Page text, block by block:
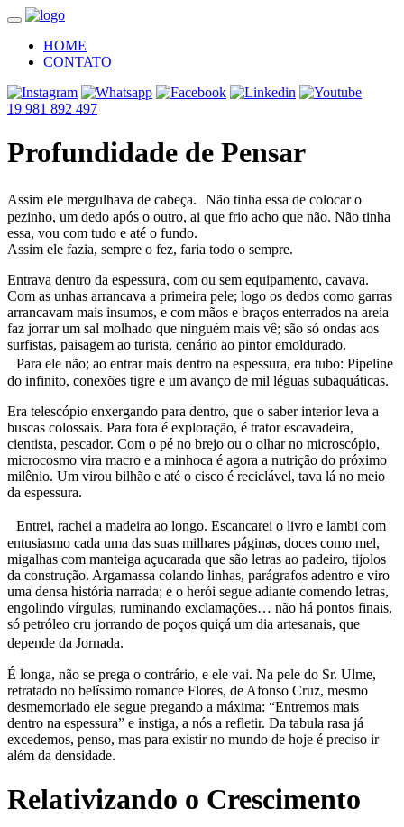
HOME
CONTATO
19 981 892 497
Profundidade de Pensar
Assim ele mergulhava de cabeça. Não tinha essa de colocar o
pezinho, um dedo após o outro, ai que frio acho que não. Não tinha
essa, vou com tudo e até o fundo.
Assim ele fazia, sempre o fez, faria todo o sempre.
Entrava dentro da espessura, com ou sem equipamento, cavava.
Com as unhas arrancava a primeira pele; logo os dedos como garras
arrancavam mais insumos, e com mãos e braços enterrados na areia
faz jorrar um sal molhado que ninguém mais vê; são só ondas aos
surfistas, paisagem ao turista, cenário ao pintor emoldurado.
Para ele não; ao entrar mais dentro na espessura, era tubo: Pipeline
do infinito, conexões tigre e um avanço de mil léguas subaquáticas.
Era telescópio enxergando para dentro, que o saber interior leva a
buscas colossais. Para fora é exploração, é trator escavadeira,
cientista, pescador. Com o pé no brejo ou o olhar no microscópio,
microcosmo vira macro e a minhoca é agora a nutrição do próximo
milênio. Um virou bilhão e até o cisco é reciclável, tava lá no meio
da espessura.
Entrei, rachei a madeira ao longo. Escancarei o livro e lambi com
entusiasmo cada uma das suas milhares páginas, doces como mel,
migalhas com manteiga açucarada que são letras ao padeiro, tijolos
da construção. Argamassa colando linhas, parágrafos adentro e viro
uma densa história narrada; e o herói segue adiante comendo letras,
engolindo vírgulas, ruminando exclamações… não há pontos finais,
só petróleo cru jorrando de poços quiçá um dia artesanais, que
depende da Jornada.
É longa, não se prega o contrário, e ele vai. Na pele do Sr. Ulme,
retratado no belíssimo romance Flores, de Afonso Cruz, mesmo
desmemoriado ele segue pregando a máxima: “Entremos mais
dentro na espessura” e instiga, a nós a refletir. Da tabula rasa já
excedemos, penso, mas para existir no mundo de hoje é preciso ir
além da densidade.
Relativizando o Crescimento